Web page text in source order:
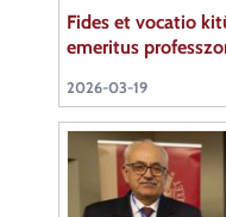
Fides et vocatio
emeritus
2026-03-19